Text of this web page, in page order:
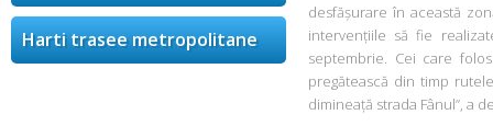
Harti trasee metropolitane
desfășurare în această
intervențiile să fie
septembrie. Cei care
pregătească din timp
dimineață strada Fânul”, a